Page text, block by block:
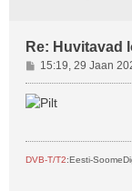
Re: Huvitavad
P
o
s
t
u
15:19, 29 Jaan
DVB-T/T2:Eesti-